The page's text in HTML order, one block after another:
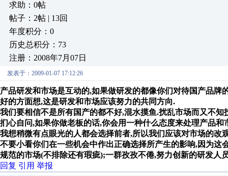
求助：0帖
帖子：2帖 | 13回
年度积分：0
历史总积分：73
注册：2008年7月07日
发表于：2009-01-07 17:12:26
产品研发和市场是互动的,如果做研发的都像你们对待国产品
好的方面想,这是研发和市场应该努力的共同方向.
我们要相信不是所有国产的都不好,混水摸鱼.扰乱市场而又不
扪心自问,如果你做老板的话,你会用一种什么态度来处理产品
我想稍微有点眼光的人都会选择前者,所以我们应该对市场的改
不要小看你们在一些机会中作出正确选择所产生的影响,因为
规范的市场(不排除还有瑕疵);一群孜孜不倦,努力创新的研发
回复 引用 举报